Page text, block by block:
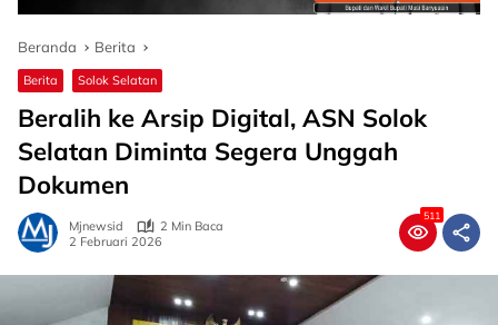
Beranda Berita
Berita Solok Selatan
Beralih ke Arsip Digital, ASN Solok
Selatan Diminta Segera Unggah
Dokumen
Mjnewsid
2 Min Baca
2 Februari 2026
511